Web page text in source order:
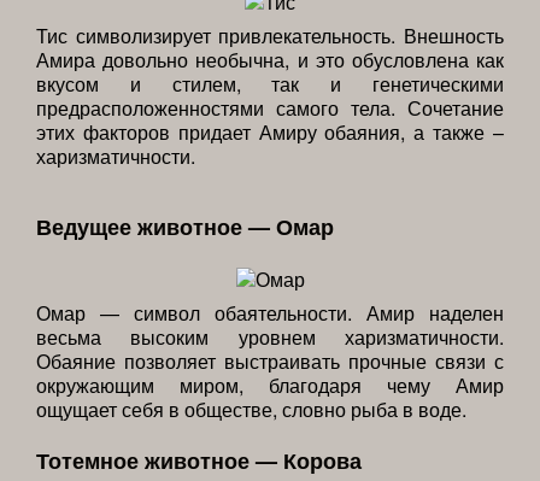
Тис символизирует привлекательность. Внешность
Амира довольно необычна, и это обусловлена как
вкусом и стилем, так и генетическими
предрасположенностями самого тела. Сочетание
этих факторов придает Амиру обаяния, а также –
харизматичности.
Ведущее животное — Омар
Омар — символ обаятельности. Амир наделен
весьма высоким уровнем харизматичности.
Обаяние позволяет выстраивать прочные связи с
окружающим миром, благодаря чему Амир
ощущает себя в обществе, словно рыба в воде.
Тотемное животное — Корова